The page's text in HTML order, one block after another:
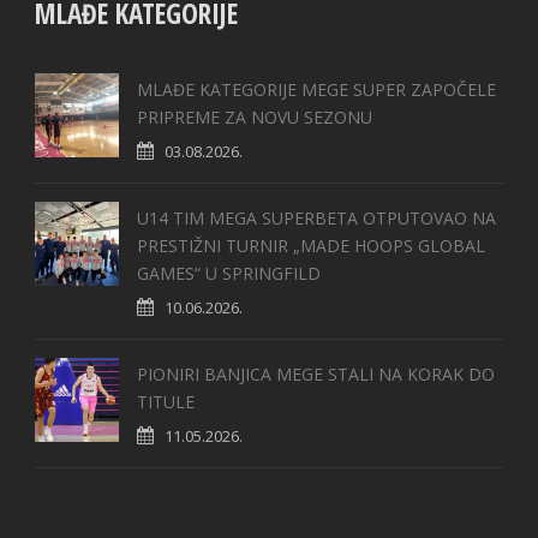
MLAĐE KATEGORIJE
MLAĐE KATEGORIJE MEGE SUPER ZAPOČELE
PRIPREME ZA NOVU SEZONU
03.08.2026.
U14 TIM MEGA SUPERBETA OTPUTOVAO NA
PRESTIŽNI TURNIR „MADE HOOPS GLOBAL
GAMES“ U SPRINGFILD
10.06.2026.
PIONIRI BANJICA MEGE STALI NA KORAK DO
TITULE
11.05.2026.